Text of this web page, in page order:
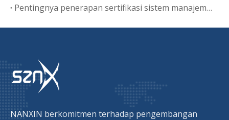
Pentingnya penerapan sertifikasi sistem manajemen energi ISO50001-2018
NANXIN berkomitmen terhadap pengembangan